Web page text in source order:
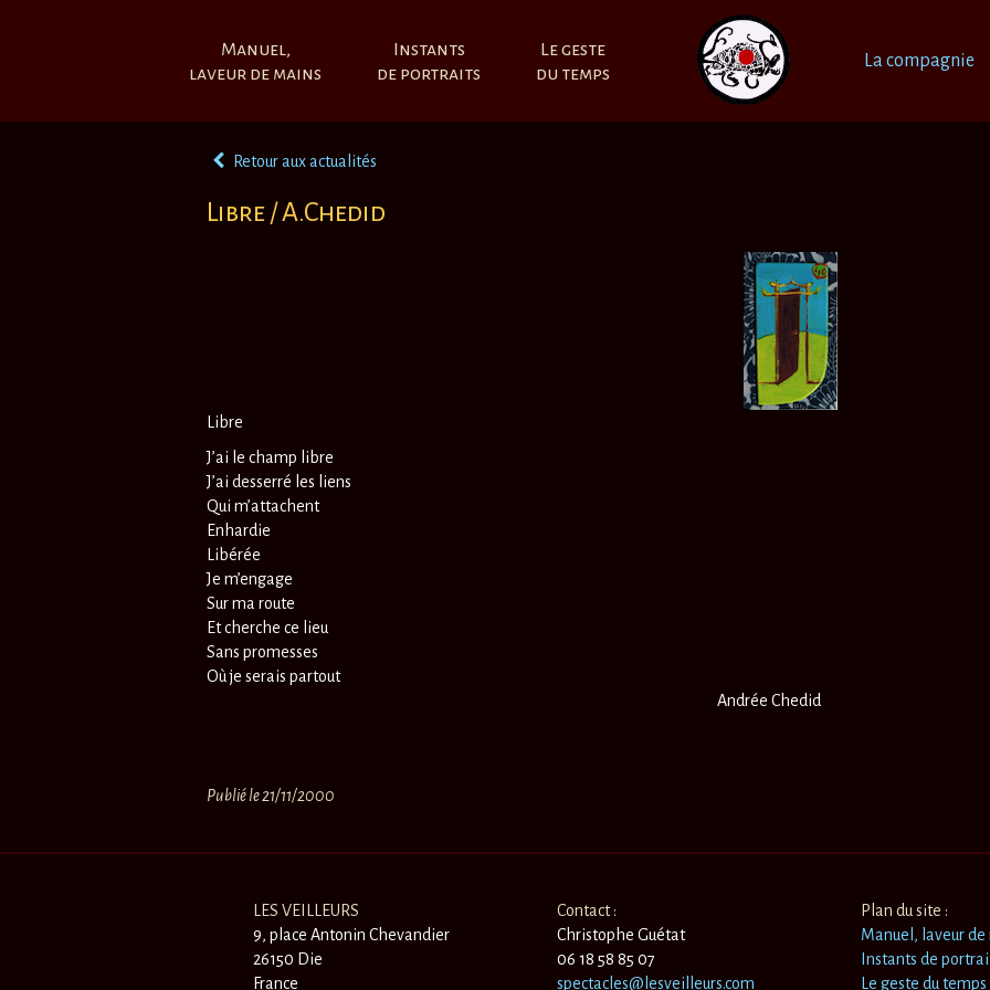
Manuel,
laveur de mains
Instants
de portraits
Le geste
du temps
La compagnie
Retour aux actualités
Libre / A.Chedid
Libre
J’ai le champ libre
J’ai desserré les liens
Qui m’attachent
Enhardie
Libérée
Je m’engage
Sur ma route
Et cherche ce lieu
Sans promesses
Où je serais partout
Publié le 21/11/2000
LES VEILLEURS
9, place Antonin Chevandier
26150 Die
France
Contact :
Christophe Guétat
06 18 58 85 07
spectacles@lesveilleurs.com
Plan du site :
Manuel, laveur de
Instants de
Le geste du temps